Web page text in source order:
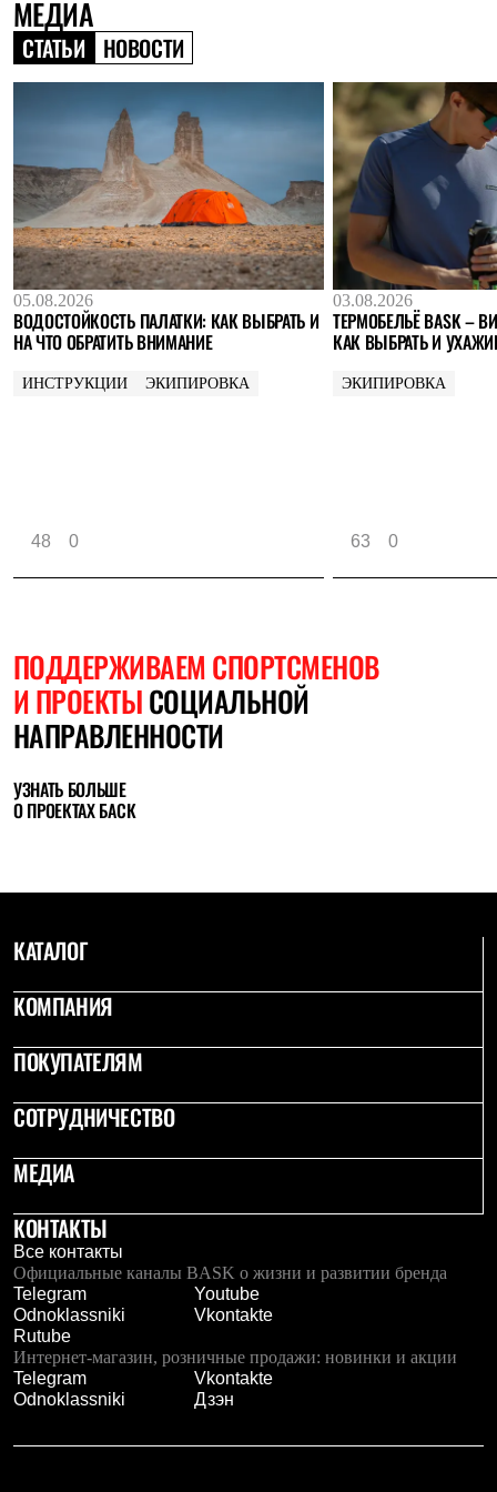
Где купить
МЕДИА
СТАТЬИ НОВОСТИ
05.08.2026
ВОДОСТОЙКОСТЬ ПАЛАТКИ: КАК ВЫБРАТЬ И
НА ЧТО ОБРАТИТЬ ВНИМАНИЕ
ИНСТРУКЦИИ ЭКИПИРОВКА
48 0
03.08.2026
ТЕРМОБЕЛЬЁ BASK –
КАК ВЫБРАТЬ И
ЭКИПИРОВКА
63 0
ПОДДЕРЖИВАЕМ СПОРТСМЕНОВ
И ПРОЕКТЫСОЦИАЛЬНОЙ
НАПРАВЛЕННОСТИ
УЗНАТЬ БОЛЬШЕ
О ПРОЕКТАХ БАСК
КАТАЛОГ
КОМПАНИЯ
ПОКУПАТЕЛЯМ
СОТРУДНИЧЕСТВО
МЕДИА
КОНТАКТЫ
Все контакты
Официальные каналы BASK о жизни и развитии бренда
Telegram
Youtube
Odnoklassniki
Vkontakte
Rutube
Интернет-магазин, розничные продажи: новинки и акции
Telegram
Vkontakte
Odnoklassniki
Дзэн